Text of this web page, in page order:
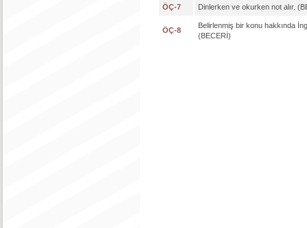
ÖÇ-7 Dinlerken ve okurken not alır.
ÖÇ-8
Belirlenmiş bir konu hakkında
(BECERİ)